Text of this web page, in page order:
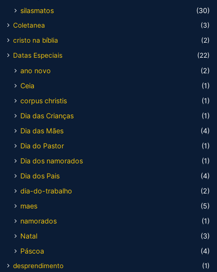
silasmatos
(30)
Coletanea
(3)
cristo na bíblia
(2)
Datas Especiais
(22)
ano novo
(2)
Ceia
(1)
corpus christis
(1)
Dia das Crianças
(1)
Dia das Mães
(4)
Dia do Pastor
(1)
Dia dos namorados
(1)
Dia dos Pais
(4)
dia-do-trabalho
(2)
maes
(5)
namorados
(1)
Natal
(3)
Páscoa
(4)
desprendimento
(1)